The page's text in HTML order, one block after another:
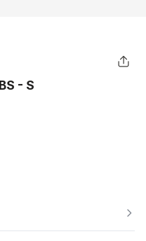
- S